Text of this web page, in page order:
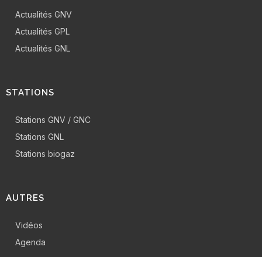
Actualités GNV
Actualités GPL
Actualités GNL
STATIONS
Stations GNV / GNC
Stations GNL
Stations biogaz
AUTRES
Vidéos
Agenda